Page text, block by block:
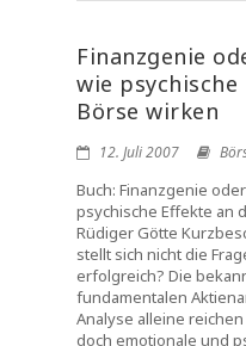
Finanzgenie
wie
Börse wirken
12. Juli 2007
Buch: Finanzgenie
psychische Effekte an
Rüdiger Götte
stellt sich nicht die
erfolgreich? Die
fundamentalen
Analyse alleine
doch emotionale und